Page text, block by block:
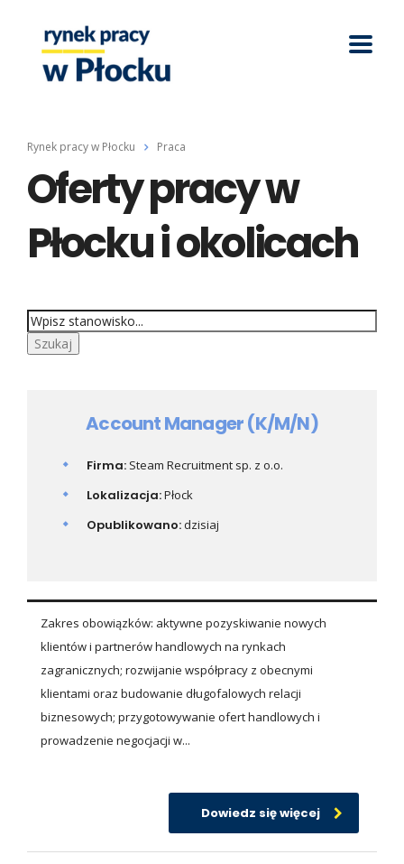
Rynek pracy w Płocku Praca
Oferty pracy w
Płocku i okolicach
Account Manager (K/M/N)
Firma: Steam Recruitment sp. z o.o.
Lokalizacja:Płock
Opublikowano:dzisiaj
Zakres obowiązków: aktywne pozyskiwanie nowych
klientów i partnerów handlowych na rynkach
zagranicznych; rozwijanie współpracy z obecnymi
klientami oraz budowanie długofalowych relacji
biznesowych; przygotowywanie ofert handlowych i
prowadzenie negocjacji w...
Dowiedz się więcej